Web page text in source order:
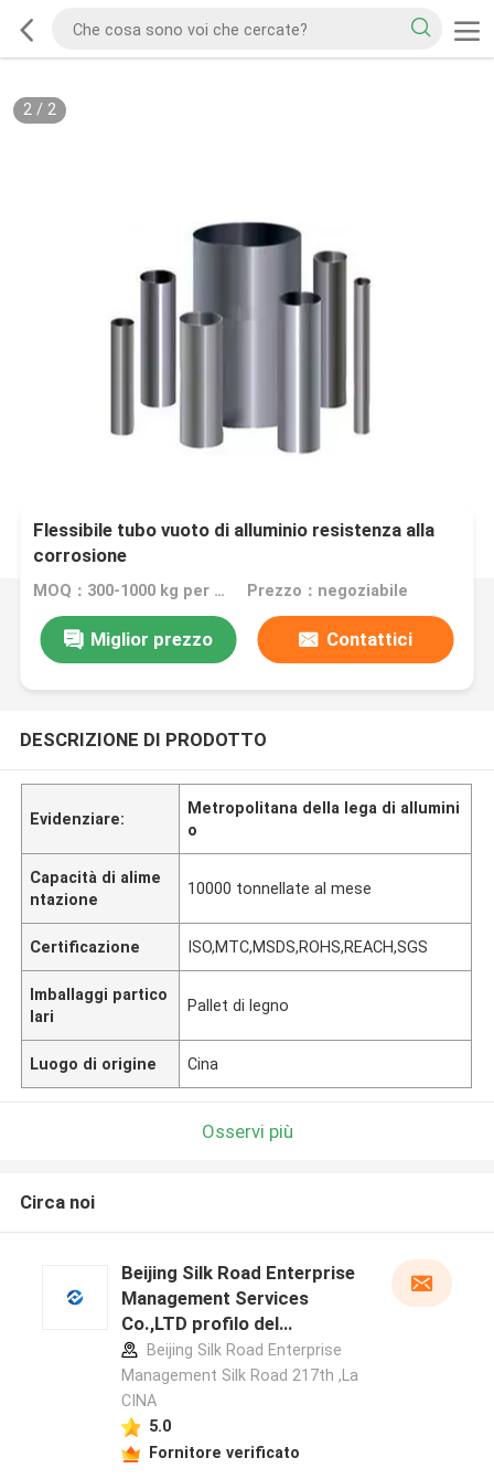
2/ 2
Flessibile tubo vuoto di alluminio resistenza alla
corrosione
MOQ：300-1000 kg per prodotti diversi Prezzo：negoziabile
Miglior prezzo Contattici
DESCRIZIONE DI PRODOTTO
Evidenziare:
Metropolitana della lega di allumini
o
Capacità di alime
ntazione
10000 tonnellate al mese
Certificazione ISO,MTC,MSDS,ROHS,REACH,SGS
Imballaggi partico
lari
Pallet di legno
Luogo di origine Cina
Osservi più
Circa noi
Beijing Silk Road Enterprise
Management Services
Co.,LTD profilo del
produttore
Beijing Silk Road Enterprise
Management Silk Road 217th ,La
CINA
5.0
Fornitore verificato